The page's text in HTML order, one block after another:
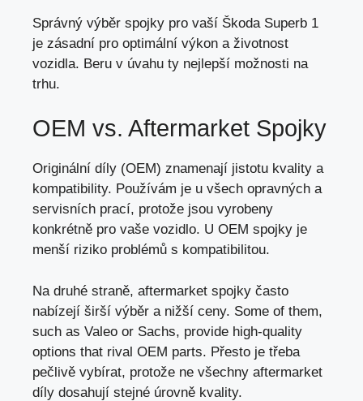
Správný výběr spojky pro vaší Škoda Superb 1
je zásadní pro optimální výkon a životnost
vozidla. Beru v úvahu ty nejlepší možnosti na
trhu.
OEM vs. Aftermarket Spojky
Originální díly (OEM) znamenají jistotu kvality a
kompatibility. Používám je u všech opravných a
servisních prací, protože jsou vyrobeny
konkrétně pro vaše vozidlo. U OEM spojky je
menší riziko problémů s kompatibilitou.
Na druhé straně, aftermarket spojky často
nabízejí širší výběr a nižší ceny. Some of them,
such as Valeo or Sachs, provide high-quality
options that rival OEM parts. Přesto je třeba
pečlivě vybírat, protože ne všechny aftermarket
díly dosahují stejné úrovně kvality.